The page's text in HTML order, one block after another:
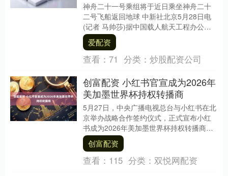
神舟二十一号乘组将于近日乘坐神舟二十
二号飞船返回地球 中新社北京5月28日电
(记者 马帅莎)据中国载人航天工程办公室
消息，5月28日，神舟二十一号和神舟二十
三号....
爱配资
查看： 71 分类： 炒股配资公司
创富配资 小红书官宣成为2026年
美加墨世界杯持权转播商
5月27日，中央广播电视总台与小红书在北
京举办战略合作签约仪式，正式宣布小红
书成为2026年美加墨世界杯持权转播商、
中央广播电视总台顶级赛事直播战略合作
伙伴。2....
创富配资
查看： 115 分类： 双悦网配资